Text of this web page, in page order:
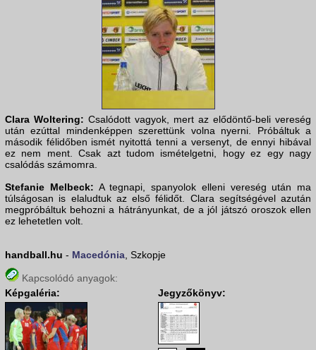
Clara Woltering: Csalódott vagyok, mert az elődöntő-beli vereség
után ezúttal mindenképpen szerettünk volna nyerni. Próbáltuk a
második félidőben ismét nyitottá tenni a versenyt, de ennyi hibával
ez nem ment. Csak azt tudom ismételgetni, hogy ez egy nagy
csalódás számomra.
Stefanie Melbeck: A tegnapi, spanyolok elleni vereség után ma
túlságosan is elaludtuk az első félidőt. Clara segítségével azután
megpróbáltuk behozni a hátrányunkat, de a jól játszó oroszok ellen
ez lehetetlen volt.
handball.hu - Macedónia, Szkopje
Kapcsolódó anyagok:
Képgaléria:
Jegyzőkönyv: